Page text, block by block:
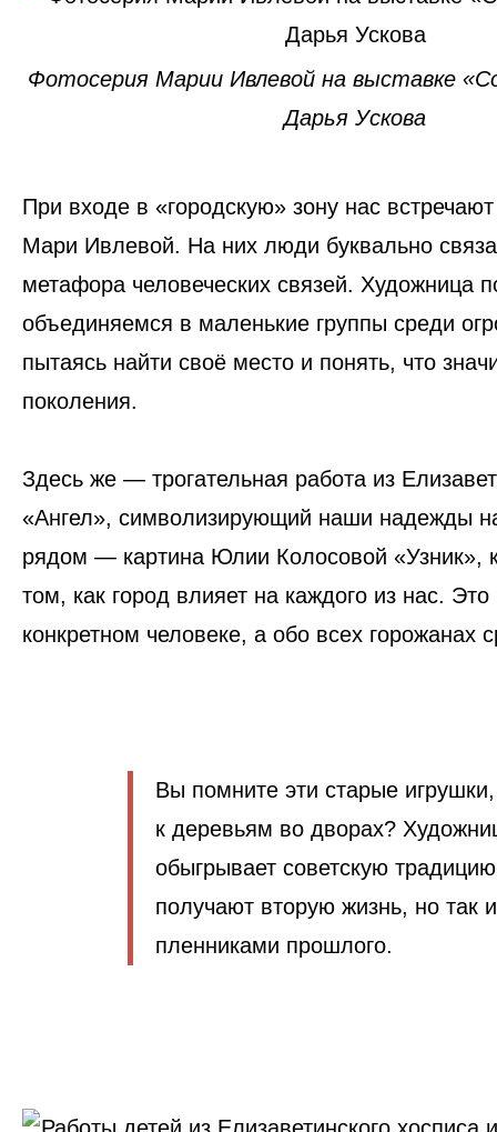
Фотосерия Марии Ивлевой на выставке
Дарья Ускова
При входе в «городскую» зону нас
Мари Ивлевой. На них люди буквально
метафора человеческих связей. Художница
объединяемся в маленькие группы среди
пытаясь найти своё место и понять, что
поколения.
Здесь же — трогательная работа из
«Ангел», символизирующий наши надежды
рядом — картина Юлии Колосовой «Узник»,
том, как город влияет на каждого из нас.
конкретном человеке, а обо всех горожанах
Вы помните эти старые
к деревьям во дворах?
обыгрывает советскую
получают вторую жизнь, но так
пленниками прошлого.